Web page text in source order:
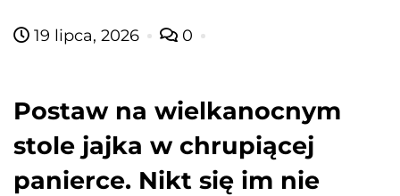
19 lipca, 2026 0
Postaw na wielkanocnym
stole jajka w chrupiącej
panierce. Nikt się im nie